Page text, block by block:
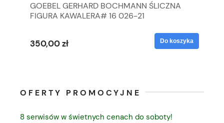
GOEBEL GERHARD BOCHMANN ŚLICZNA
FIGURA KAWALERA# 16 026-21
350,00 zł Do koszyka
OFERTY PROMOCYJNE
8 serwisów w świetnych cenach do soboty!